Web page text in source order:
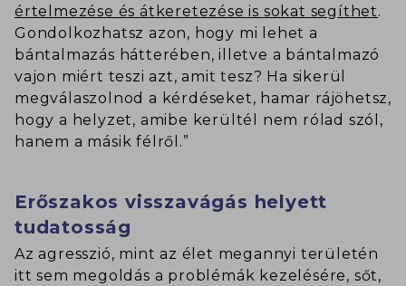
értelmezése és átkeretezése is sokat segíthet.
Gondolkozhatsz azon, hogy mi lehet a
bántalmazás hátterében, illetve a bántalmazó
vajon miért teszi azt, amit tesz? Ha sikerül
megválaszolnod a kérdéseket, hamar rájöhetsz,
hogy a helyzet, amibe kerültél nem rólad szól,
hanem a másik félről.”
Erőszakos visszavágás helyett
tudatosság
Az agresszió, mint az élet megannyi területén
itt sem megoldás a problémák kezelésére, sőt,